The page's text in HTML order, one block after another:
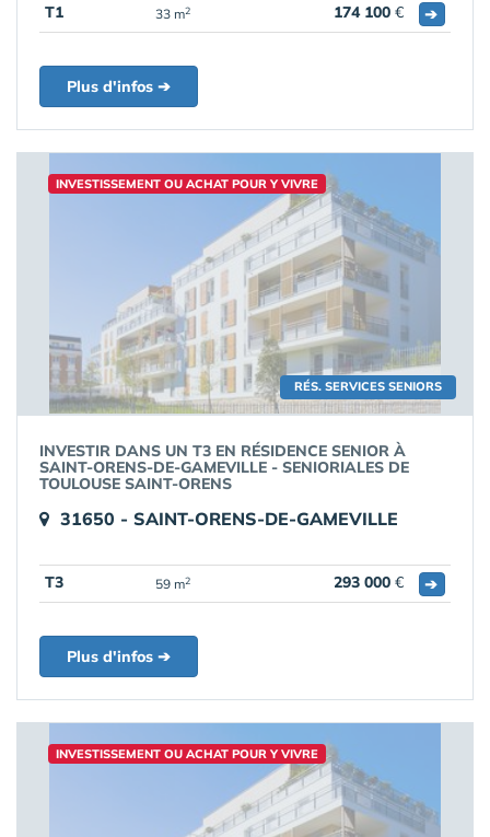
T1 33 m2 174 100 € ➔
Plus d'infos ➔
RÉS. SERVICES SENIORS
INVESTISSEMENT OU ACHAT POUR Y VIVRE
INVESTIR DANS UN T3 EN RÉSIDENCE SENIOR À
SAINT-ORENS-DE-GAMEVILLE - SENIORIALES DE
TOULOUSE SAINT-ORENS
31650 - SAINT-ORENS-DE-GAMEVILLE
T3 59 m2 293 000 € ➔
Plus d'infos ➔
INVESTISSEMENT OU ACHAT POUR Y VIVRE